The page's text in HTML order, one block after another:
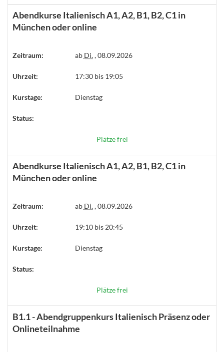
Abendkurse Italienisch A1, A2, B1, B2, C1 in
München oder online
Zeitraum: ab Di., 08.09.2026
Uhrzeit: 17:30 bis 19:05
Kurstage: Dienstag
Status:
Plätze frei
Abendkurse Italienisch A1, A2, B1, B2, C1 in
München oder online
Zeitraum: ab Di., 08.09.2026
Uhrzeit: 19:10 bis 20:45
Kurstage: Dienstag
Status:
Plätze frei
B1.1 - Abendgruppenkurs Italienisch Präsenz oder
Onlineteilnahme